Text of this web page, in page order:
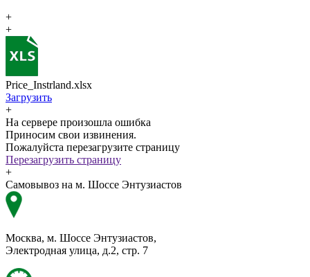
+
+
Price_Instrland.xlsx
Загрузить
+
На сервере произошла ошибка
Приносим свои извинения.
Пожалуйста перезагрузите страницу
Перезагрузить страницу
+
Самовывоз на м. Шоссе Энтузиастов
Москва, м. Шоссе Энтузиастов,
Электродная улица, д.2, стр. 7